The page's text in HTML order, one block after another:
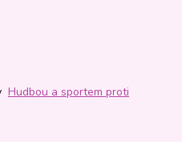
Hudbou a sportem proti